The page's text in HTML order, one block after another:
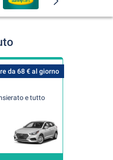
da 68 € al giorno
e tutto